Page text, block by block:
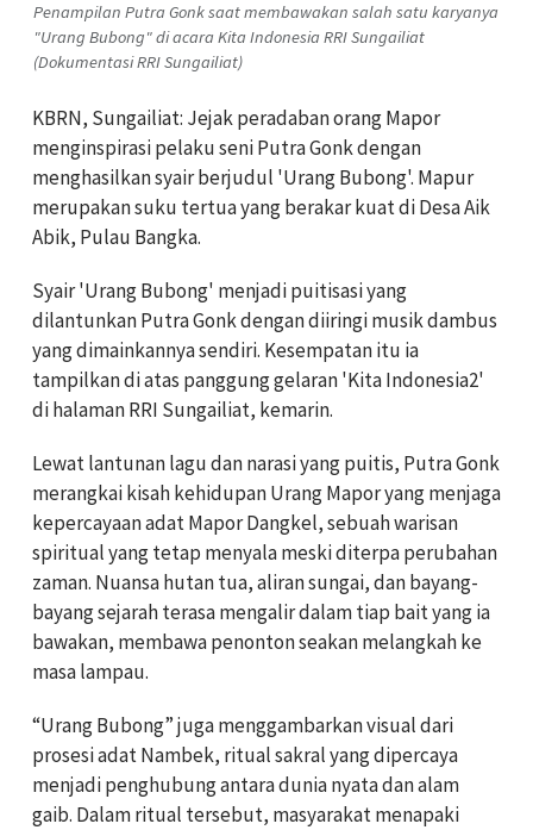
Penampilan Putra Gonk saat membawakan salah satu karyanya
"Urang Bubong" di acara Kita Indonesia RRI Sungailiat
(Dokumentasi RRI Sungailiat)
KBRN, Sungailiat: Jejak peradaban orang Mapor
menginspirasi pelaku seni Putra Gonk dengan
menghasilkan syair berjudul 'Urang Bubong'. Mapur
merupakan suku tertua yang berakar kuat di Desa Aik
Abik, Pulau Bangka.
Syair 'Urang Bubong' menjadi puitisasi yang
dilantunkan Putra Gonk dengan diiringi musik dambus
yang dimainkannya sendiri. Kesempatan itu ia
tampilkan di atas panggung gelaran 'Kita Indonesia2'
di halaman RRI Sungailiat, kemarin.
Lewat lantunan lagu dan narasi yang puitis, Putra Gonk
merangkai kisah kehidupan Urang Mapor yang menjaga
kepercayaan adat Mapor Dangkel, sebuah warisan
spiritual yang tetap menyala meski diterpa perubahan
zaman. Nuansa hutan tua, aliran sungai, dan bayang-
bayang sejarah terasa mengalir dalam tiap bait yang ia
bawakan, membawa penonton seakan melangkah ke
masa lampau.
“Urang Bubong” juga menggambarkan visual dari
prosesi adat Nambek, ritual sakral yang dipercaya
menjadi penghubung antara dunia nyata dan alam
gaib. Dalam ritual tersebut, masyarakat menapaki